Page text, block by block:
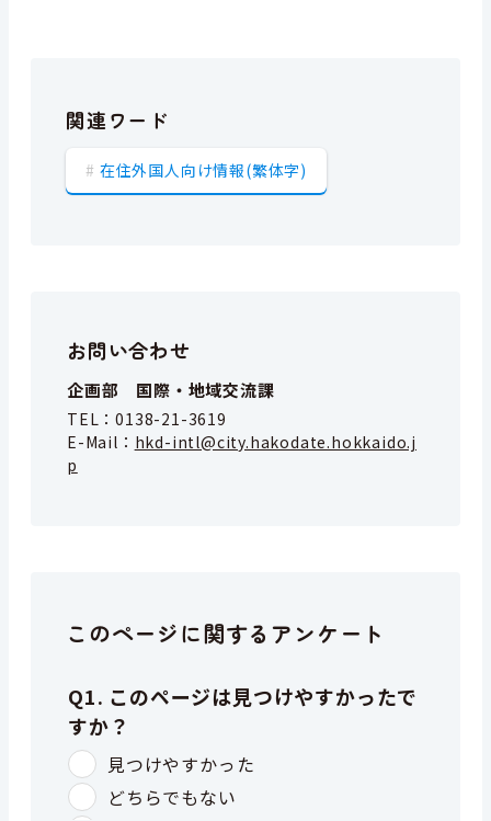
関連ワード
在住外国人向け情報(繁体字)
お問い合わせ
企画部 国際・地域交流課
TEL：0138-21-3619
E-Mail： hkd-intl@city.hakodate.hokkaido.j
p
このページに関するアンケート